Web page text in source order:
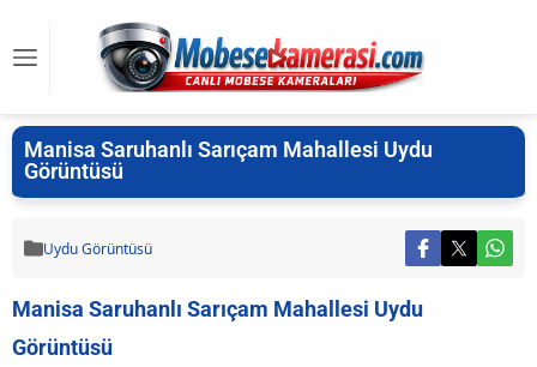
Manisa Saruhanlı Sarıçam Mahallesi Uydu
Görüntüsü
Uydu Görüntüsü
Manisa Saruhanlı Sarıçam Mahallesi Uydu
Görüntüsü